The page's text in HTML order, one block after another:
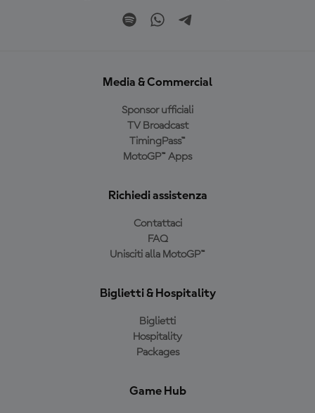
Media & Commercial
Sponsor ufficiali
TV Broadcast
TimingPass™
MotoGP™ Apps
Richiedi assistenza
Contattaci
FAQ
Unisciti alla MotoGP™
Biglietti & Hospitality
Biglietti
Hospitality
Packages
Game Hub